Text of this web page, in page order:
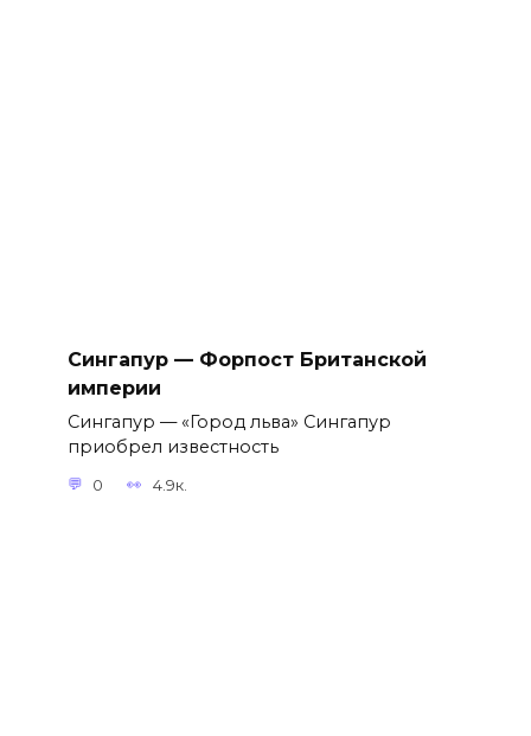
Сингапур — Форпост Британской
империи
Сингапур — «Город льва» Сингапур
приобрел известность
0 4.9к.